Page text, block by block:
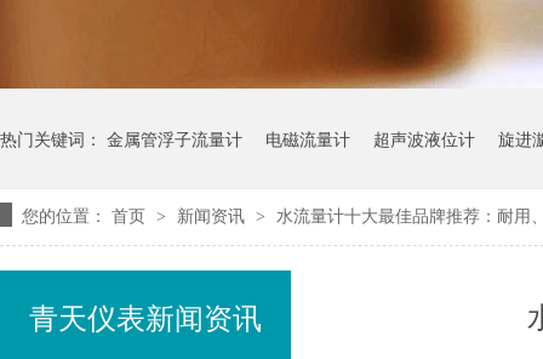
热门关键词： 金属管浮子流量计 电磁流量计 超声波液位计 旋进
您的位置： 首页 > 新闻资讯 > 水流量计十大最佳品牌推荐：耐用
青天仪表新闻资讯